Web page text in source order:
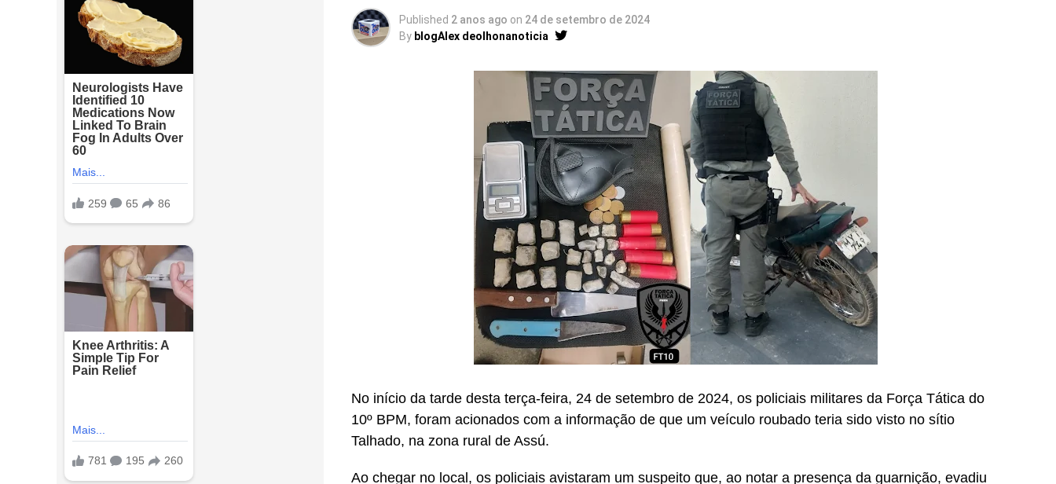
Published 2 anos ago on 24 de setembro de 2024
By blogAlex deolhonanoticia
No início da tarde desta terça-feira, 24 de setembro de 2024, os policiais militares da Força Tática do
10º BPM, foram acionados com a informação de que um veículo roubado teria sido visto no sítio
Talhado, na zona rural de Assú.
Ao chegar no local, os policiais avistaram um suspeito que, ao notar a presença da guarnição, evadiu